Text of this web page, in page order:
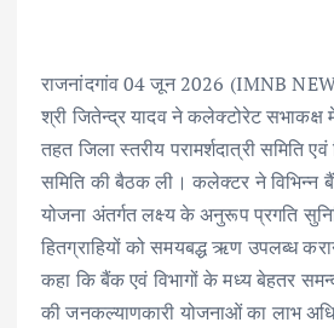
o
k
p
p
n
राजनांदगांव 04 जून 2026 (IMNB
श्री जितेन्द्र यादव ने कलेक्टोरेट सभाकक्ष
तहत जिला स्तरीय परामर्शदात्री समिति
समिति की बैठक ली। कलेक्टर ने विभिन्न
योजना अंतर्गत लक्ष्य के अनुरूप प्रगति
हितग्राहियों को समयबद्ध ऋण उपलब्ध
कहा कि बैंक एवं विभागों के मध्य बेहतर
की जनकल्याणकारी योजनाओं का लाभ